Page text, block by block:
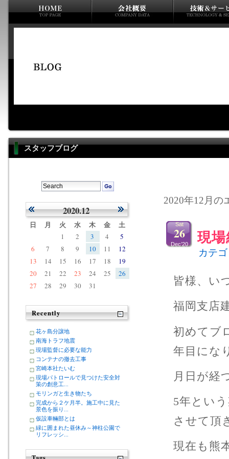
スタッフブログ
2020年12月の
現
Sat
26
Dec’20
カテ
皆様、い
福岡支店
初めてブ
年目にな
月日が経
5年とい
させて頂
現在も熊
2020.12
日 月 火 水 木 金 土
1 2 3 4
5
6
7 8 9 10 11
12
13
14 15 16 17 18
19
20
21 22 23 24 25
26
27
28 29 30 31
Recently
花ヶ島分譲地
南海トラフ地震
現場監督に必要な能力
コンテナの撤去工事
宮崎本社たいむ
現場パトロールで見つけた安全対
策の創意工...
モリンガと生き物たち
完成から２ケ月半。施工中に見た
景色を振り...
仮設車輛部とは
緑に囲まれた昼休み～神柱公園で
リフレッシ...